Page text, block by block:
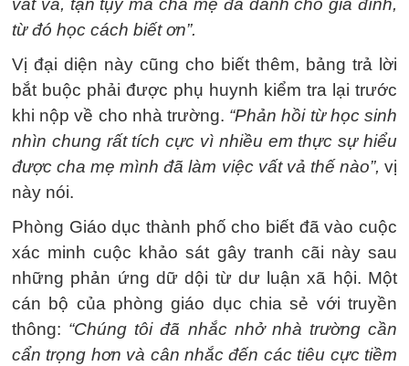
vất vả, tận tụy mà cha mẹ đã dành cho gia đình,
từ đó học cách biết ơn”.
Vị đại diện này cũng cho biết thêm, bảng trả lời
bắt buộc phải được phụ huynh kiểm tra lại trước
khi nộp về cho nhà trường. “Phản hồi từ học sinh
nhìn chung rất tích cực vì nhiều em thực sự hiểu
được cha mẹ mình đã làm việc vất vả thế nào”, vị
này nói.
Phòng Giáo dục thành phố cho biết đã vào cuộc
xác minh cuộc khảo sát gây tranh cãi này sau
những phản ứng dữ dội từ dư luận xã hội. Một
cán bộ của phòng giáo dục chia sẻ với truyền
thông: “Chúng tôi đã nhắc nhở nhà trường cần
cẩn trọng hơn và cân nhắc đến các tiêu cực tiềm